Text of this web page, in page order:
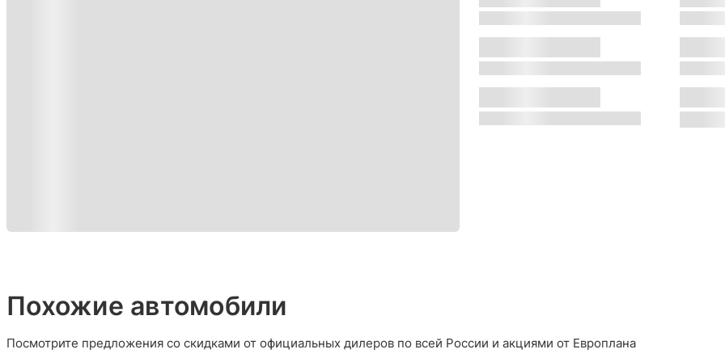
Похожие автомобили
Посмотрите предложения со скидками от официальных дилеров по всей России и акциями от Европлана